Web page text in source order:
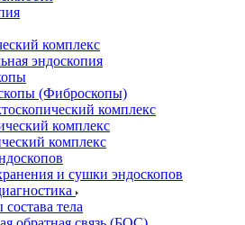
комплекс
эндоскопия
(Фиброcкопы)
комплекс
комплекс
комплекс
и сушки эндоскопов
тела